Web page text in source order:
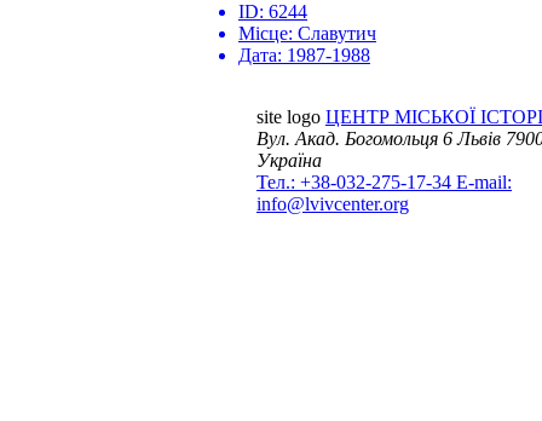
ID: 6244
Місце: Славутич
Дата: 1987-1988
site logo ЦЕНТР МІСЬКОЇ
Вул. Акад. Богомольця 6Львів
Україна
Тел.: +38-032-275-17-34 E-mail:
info@lvivcenter.org